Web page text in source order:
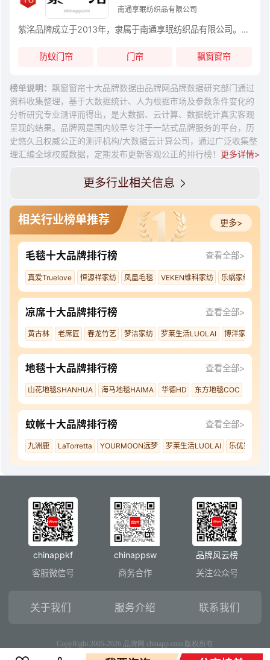
南通享眠纺织品有限公司
紫洺品牌成立于2013年，隶属于南通享眠纺织品有限公司。着眼于实践全球爱家人的优质家居梦想，以“爱在家庭”为目标、“品格第一”为基础、“仆人领导”为推动力的团队，践行“最为顾客着想”的工作总纲，覆盖产品研发、营销网络、服务体系、管理活动、品牌建设，始终处于行业领先地位
防蚊门帘 门帘 飘窗窗帘
榜单说明： 飘窗窗帘十大品牌数据由品牌网品牌数据研究部门通过
资料收集整理，基于大数据统计、人为根据市场及参数条件变化的
分析研究专业测评而得出，是大数据、云计算、数据统计真实客观
呈现的结果。品牌网是国内较早专注于一站式品牌服务的平台，历
史悠久且权威公正的测评机构/大数据云计算公司，通过广泛收集整
理汇编全球权威数据，定期发布更新客观公正的排行榜！ 更多详情>
更多行业相关信息
相关行业榜单推荐 更多>
毛毯十大品牌排行榜 查看全部>
真爱Truelove 恒源祥家纺 凤凰毛毯 VEKEN维科家纺 乐蜗家纺LOVO
凉席十大品牌排行榜 查看全部>
黄古林 老席匠 春龙竹艺 梦洁家纺 罗莱生活LUOLAI 博洋家纺
地毯十大品牌排行榜 查看全部>
山花地毯SHANHUA 海马地毯HAIMA 华德HD 东方地毯COC
蚊帐十大品牌排行榜 查看全部>
九洲鹿 LaTorretta YOURMOON远梦 罗莱生活LUOLAI 乐优家LOVO
chinappkf
客服微信号
chinappsw
商务合作
品牌风云榜
关注公众号
关于我们 服务介绍 联系我们
CopyRight 2005-2026 品牌网 chinapp.com 版权所有